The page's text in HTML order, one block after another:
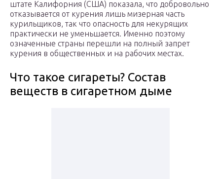
штате Калифорния (США) показала, что добровольно
отказывается от курения лишь мизерная часть
курильщиков, так что опасность для некурящих
практически не уменьшается. Именно поэтому
означенные страны перешли на полный запрет
курения в общественных и на рабочих местах.
Что такое сигареты? Состав
веществ в сигаретном дыме